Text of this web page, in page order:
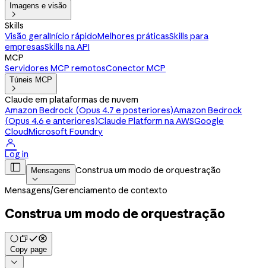
Imagens e visão

Skills
Visão geralInício rápidoMelhores práticasSkills para
empresasSkills na API
MCP
Servidores MCP remotosConector MCP
Túneis MCP

Claude em plataformas de nuvem
Amazon Bedrock (Opus 4.7 e posteriores)Amazon Bedrock
(Opus 4.6 e anteriores)Claude Platform na AWSGoogle
CloudMicrosoft Foundry

Log in
 Mensagens

Construa um modo de orquestração
Mensagens/Gerenciamento de contexto
Construa um modo de orquestração
Copy page
